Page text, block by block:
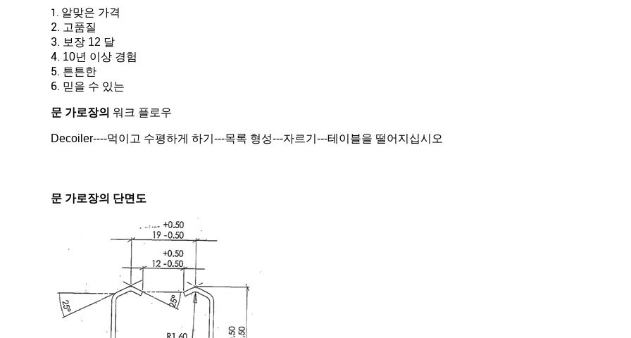
1. 알맞은 가격
2. 고품질
3. 보장 12 달
4. 10년 이상 경험
5. 튼튼한
6. 믿을 수 있는
문 가로장의 워크 플로우
Decoiler----먹이고 수평하게 하기---목록 형성---자르기---테이블을 떨어지십시오
문 가로장의 단면도